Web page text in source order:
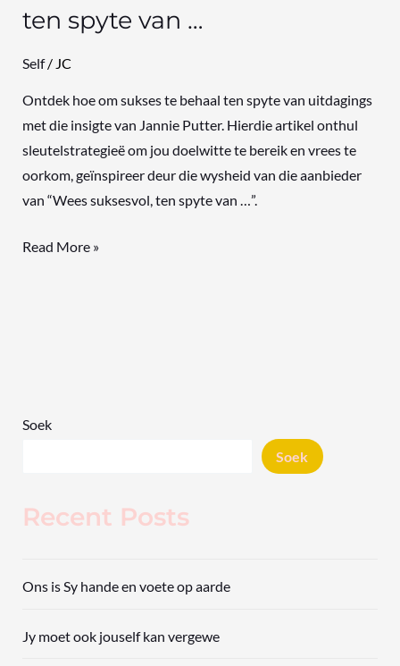
ten spyte van …
Self/ JC
Ontdek hoe om sukses te behaal ten spyte van uitdagings
met die insigte van Jannie Putter. Hierdie artikel onthul
sleutelstrategieë om jou doelwitte te bereik en vrees te
oorkom, geïnspireer deur die wysheid van die aanbieder
van “Wees suksesvol, ten spyte van …”.
Read More »
Soek
Soek
Recent Posts
Ons is Sy hande en voete op aarde
Jy moet ook jouself kan vergewe